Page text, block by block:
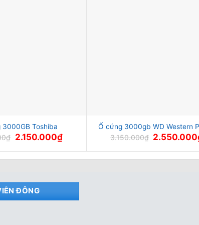
3000GB Toshiba
₫ Giá
gốc
là:
2.150.000₫Giá
hiện
tại
Ổ cứng 3000gb WD Western
3.150.000₫ Giá
gốc
là:
2.550.000
ĐÔNG